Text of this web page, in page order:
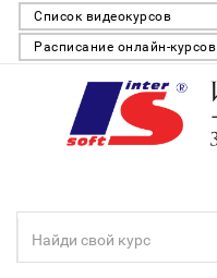
Список видеокурсов
Расписание онлайн-курсов